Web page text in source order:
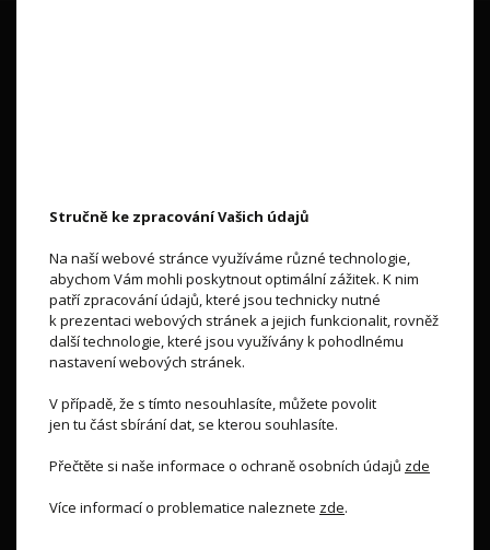
Vše o nákupu
Obchodní podmínky
Ochrana osobních údajů
Reklamace a vrácení
Doprava a platba
Stručně ke zpracování Vašich údajů
Na naší webové stránce využíváme různé technologie,
abychom Vám mohli poskytnout optimální zážitek. K nim
patří zpracování údajů, které jsou technicky nutné
k prezentaci webových stránek a jejich funkcionalit, rovněž
další technologie, které jsou využívány k pohodlnému
nastavení webových stránek.
V případě, že s tímto nesouhlasíte, můžete povolit
jen tu část sbírání dat, se kterou souhlasíte.
Přečtěte si naše informace o ochraně osobních údajů zde
Více informací o problematice naleznete zde.